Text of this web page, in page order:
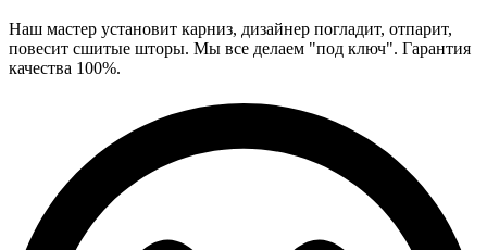
Наш мастер установит карниз, дизайнер погладит, отпарит,
повесит сшитые шторы. Мы все делаем "под ключ". Гарантия
качества 100%.